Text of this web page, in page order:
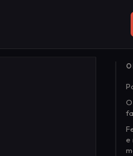
Experimente a API
no seu navegador,
Quando é grátis,
O que o SDK coleta
e